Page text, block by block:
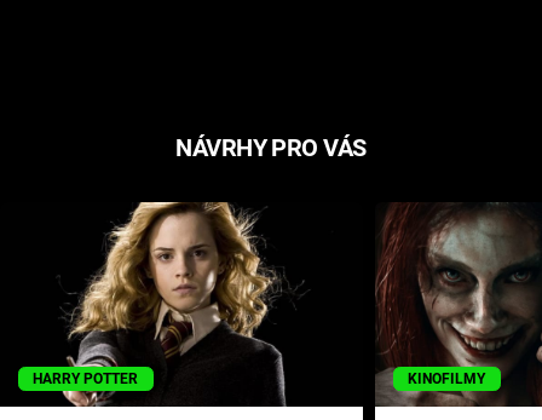
NÁVRHY PRO VÁS
HARRY POTTER KINOFILMY